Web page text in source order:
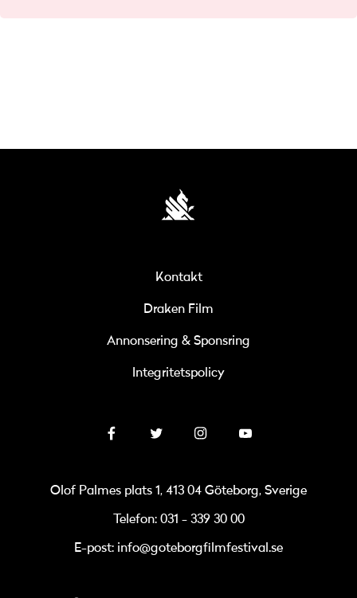
Kontakt
Draken Film
Annonsering & Sponsring
Integritetspolicy
Olof Palmes plats 1, 413 04 Göteborg, Sverige
Telefon: 031 - 339 30 00
E-post: info@goteborgfilmfestival.se